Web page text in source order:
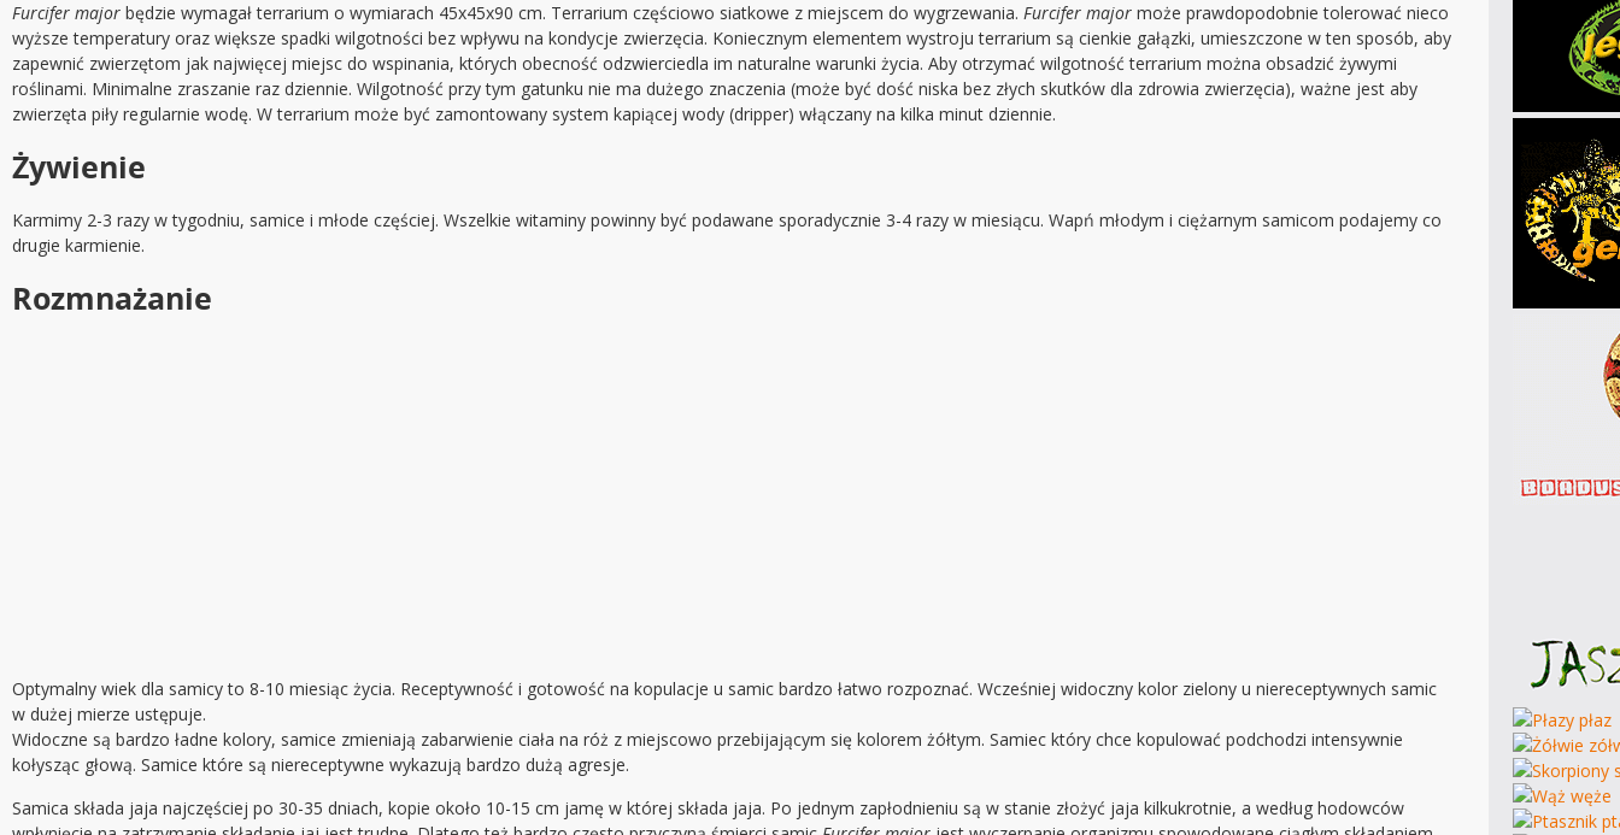
Furcifer major będzie wymagał terrarium o wymiarach 45x45x90 cm. Terrarium częściowo siatkowe z miejscem do wygrzewania. Furcifer major może prawdopodobnie tolerować nieco
wyższe temperatury oraz większe spadki wilgotności bez wpływu na kondycje zwierzęcia. Koniecznym elementem wystroju terrarium są cienkie gałązki, umieszczone w ten sposób, aby
zapewnić zwierzętom jak najwięcej miejsc do wspinania, których obecność odzwierciedla im naturalne warunki życia. Aby otrzymać wilgotność terrarium można obsadzić żywymi
roślinami. Minimalne zraszanie raz dziennie. Wilgotność przy tym gatunku nie ma dużego znaczenia (może być dość niska bez złych skutków dla zdrowia zwierzęcia), ważne jest aby
zwierzęta piły regularnie wodę. W terrarium może być zamontowany system kapiącej wody (dripper) włączany na kilka minut dziennie.
Żywienie
Karmimy 2-3 razy w tygodniu, samice i młode częściej. Wszelkie witaminy powinny być podawane sporadycznie 3-4 razy w miesiącu. Wapń młodym i ciężarnym samicom podajemy co
drugie karmienie.
Rozmnażanie
Optymalny wiek dla samicy to 8-10 miesiąc życia. Receptywność i gotowość na kopulacje u samic bardzo łatwo rozpoznać. Wcześniej widoczny kolor zielony u niereceptywnych samic
w dużej mierze ustępuje.
Widoczne są bardzo ładne kolory, samice zmieniają zabarwienie ciała na róż z miejscowo przebijającym się kolorem żółtym. Samiec który chce kopulować podchodzi intensywnie
kołysząc głową. Samice które są niereceptywne wykazują bardzo dużą agresje.
Samica składa jaja najczęściej po 30-35 dniach, kopie około 10-15 cm jamę w której składa jaja. Po jednym zapłodnieniu są w stanie złożyć jaja kilkukrotnie, a według hodowców